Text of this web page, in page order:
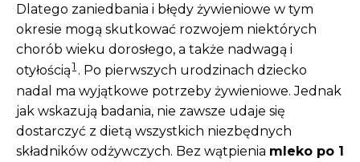
Dlatego zaniedbania i błędy żywieniowe w tym
okresie mogą skutkować rozwojem niektórych
chorób wieku dorosłego, a także nadwagą i
otyłością1 . Po pierwszych urodzinach dziecko
nadal ma wyjątkowe potrzeby żywieniowe. Jednak
jak wskazują badania, nie zawsze udaje się
dostarczyć z dietą wszystkich niezbędnych
składników odżywczych. Bez wątpienia mleko po 1